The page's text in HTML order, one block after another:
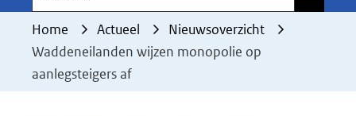
geweigerd.
Home Actueel
Nieuwsoverzicht
Waddeneilanden wijzen monopolie op
aanlegsteigers af